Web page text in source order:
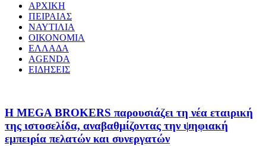
ΑΡΧΙΚΗ
ΠΕΙΡΑΙΑΣ
ΝΑΥΤΙΛΙΑ
ΟΙΚΟΝΟΜΙΑ
ΕΛΛΑΔΑ
AGENDA
ΕΙΔΗΣΕΙΣ
Η MEGA BROKERS παρουσιάζει τη νέα εταιρική
της ιστοσελίδα, αναβαθμίζοντας την ψηφιακή
εμπειρία πελατών και συνεργατών